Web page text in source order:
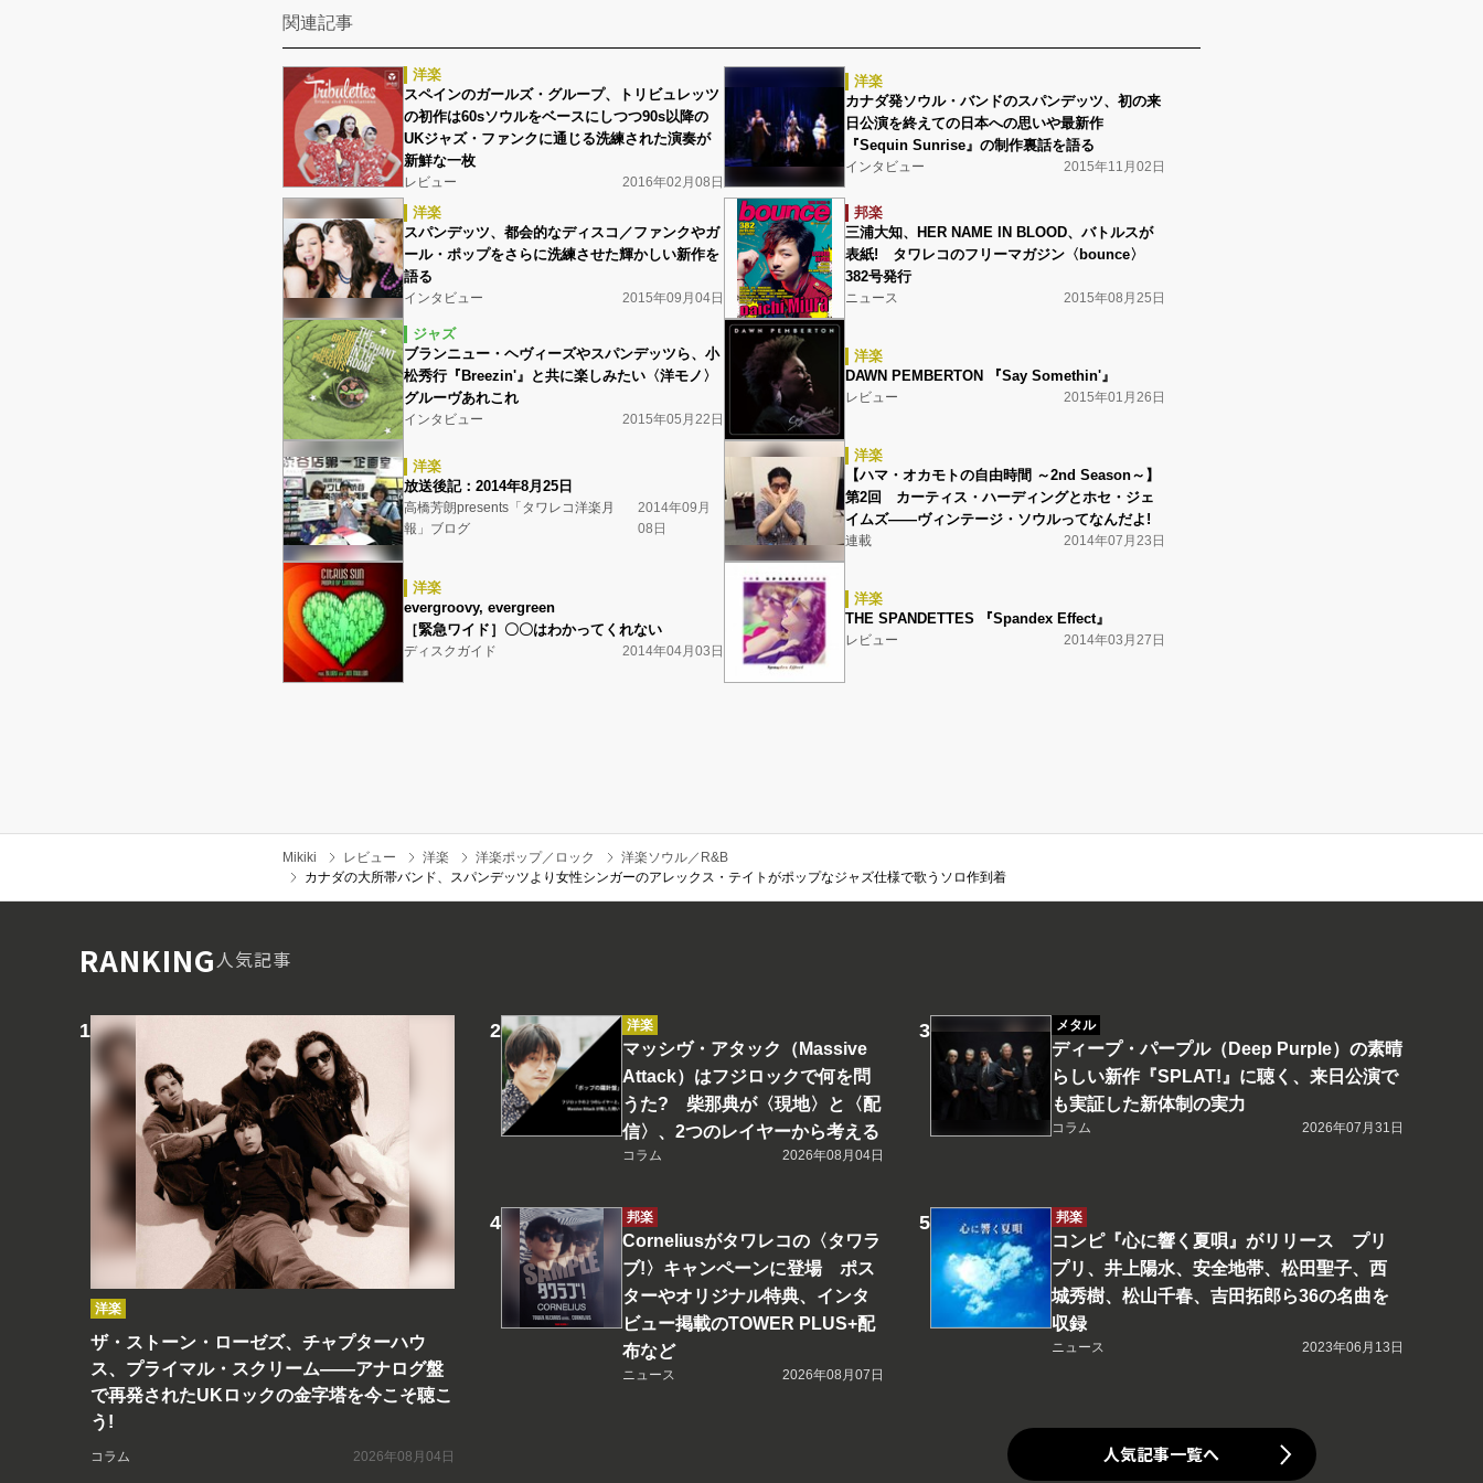
関連記事
洋楽
スペインのガールズ・グループ、トリビュレッツ
の初作は60sソウルをベースにしつつ90s以降の
UKジャズ・ファンクに通じる洗練された演奏が
新鮮な一枚
レビュー 2016年02月08日
洋楽
カナダ発ソウル・バンドのスパンデッツ、初の来
日公演を終えての日本への思いや最新作
『Sequin Sunrise』の制作裏話を語る
インタビュー 2015年11月02日
洋楽
スパンデッツ、都会的なディスコ／ファンクやガ
ール・ポップをさらに洗練させた輝かしい新作を
語る
インタビュー 2015年09月04日
邦楽
三浦大知、HER NAME IN BLOOD、バトルスが
表紙! タワレコのフリーマガジン〈bounce〉
382号発行
ニュース 2015年08月25日
ジャズ
ブランニュー・ヘヴィーズやスパンデッツら、小
松秀行『Breezin'』と共に楽しみたい〈洋モノ〉
グルーヴあれこれ
インタビュー 2015年05月22日
洋楽
DAWN PEMBERTON 『Say Somethin'』
レビュー 2015年01月26日
洋楽
放送後記：2014年8月25日
高橋芳朗presents「タワレコ洋楽月
報」ブログ
2014年09月
08日
洋楽
【ハマ・オカモトの自由時間 ～2nd Season～】
第2回 カーティス・ハーディングとホセ・ジェ
イムズ――ヴィンテージ・ソウルってなんだよ!
連載 2014年07月23日
洋楽
evergroovy, evergreen
［緊急ワイド］〇〇はわかってくれない
ディスクガイド 2014年04月03日
洋楽
THE SPANDETTES 『Spandex Effect』
レビュー 2014年03月27日
Mikiki レビュー 洋楽 洋楽ポップ／ロック
洋楽ソウル／R&B
カナダの大所帯バンド、スパンデッツより女性シンガーのアレックス・テイトがポップなジャズ仕様で歌うソロ作到着
RANKING人気記事
洋楽
ザ・ストーン・ローゼズ、チャプターハウ
ス、プライマル・スクリーム――アナログ盤
で再発されたUKロックの金字塔を今こそ聴こ
う!
コラム 2026年08月04日
洋楽
マッシヴ・アタック（Massive
Attack）はフジロックで何を問
うた? 柴那典が〈現地〉と〈配
信〉、2つのレイヤーから考える
コラム 2026年08月04日
メタル
ディープ・パープル（Deep Purple）の素晴
らしい新作『SPLAT!』に聴く、来日公演で
も実証した新体制の実力
コラム 2026年07月31日
邦楽
Corneliusがタワレコの〈タワラ
ブ!〉キャンペーンに登場 ポス
ターやオリジナル特典、インタ
ビュー掲載のTOWER PLUS+配
布など
ニュース 2026年08月07日
邦楽
コンピ『心に響く夏唄』がリリース プリ
プリ、井上陽水、安全地帯、松田聖子、西
城秀樹、松山千春、吉田拓郎ら36の名曲を
収録
ニュース 2023年06月13日
人気記事一覧へ